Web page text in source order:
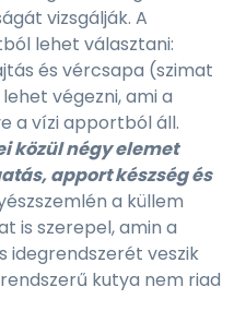
vizsgálják. A
lehet választani:
és vércsapa (szimat
végezni, ami a
a vízi apportból áll.
közül négy elemet
apport készség és
a küllem
is szerepel, amin a
veszik
kutya nem riad